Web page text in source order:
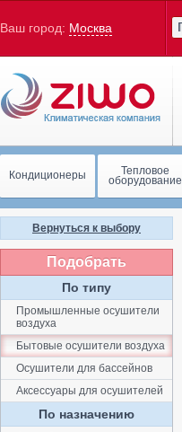
Ваш город: Москва
Кондиционеры Тепловое
оборудование
Вернуться к выбору
Подобрать
По типу
Промышленные осушители
воздуха
Бытовые осушители воздуха
Осушители для бассейнов
Аксессуары для осушителей
По назначению